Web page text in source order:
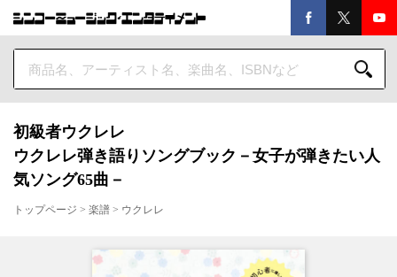
初級者ウクレレ
ウクレレ弾き語りソングブック－女子が弾きたい人
気ソング65曲－
トップページ > 楽譜 > ウクレレ